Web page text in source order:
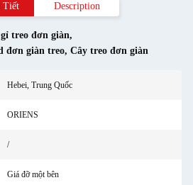
Tiết Description
treo đơn giàn,
đơn giàn treo, Cây treo đơn giàn
Hebei, Trung Quốc
ORIENS
/
Giá đỡ một bên